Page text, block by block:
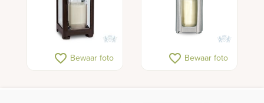
favorite_border Bewaar foto favorite_border Bewaar foto